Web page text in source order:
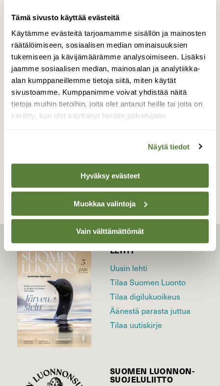
Tämä sivusto käyttää evästeitä
Käytämme evästeitä tarjoamamme sisällön ja mainosten
räätälöimiseen, sosiaalisen median ominaisuuksien
tukemiseen ja kävijämäärämme analysoimiseen. Lisäksi
jaamme sosiaalisen median, mainosalan ja analytiikka-
alan kumppaneillemme tietoja siitä, miten käytät
sivustoamme. Kumppanimme voivat yhdistää näitä
tietoja muihin tietoihin, joita olet antanut heille tai joita on
kerätty, kun olet käyttänyt heidän palvelujaan.
Näytä tiedot
Hyväksy evästeet
Muokkaa valintoja
Vain välttämättömät
Laulurastas.
Kukkien keskellä on mukava vaeltaa.
Valokuvaaja: Raija Oksanen, Lammi 12.05.2026
LEHTI
Uusin lehti
Tilaa Suomen Luonto
Tilaa digilukuoikeus
Äänestä parasta juttua
Tilaa uutiskirje
SUOMEN LUONNON­
SUOJELU­LIITTO